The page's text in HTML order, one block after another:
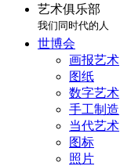
艺术俱乐部
我们同时代的人
世博会
画报艺术
图纸
数字艺术
手工制造
当代艺术
图标
照片